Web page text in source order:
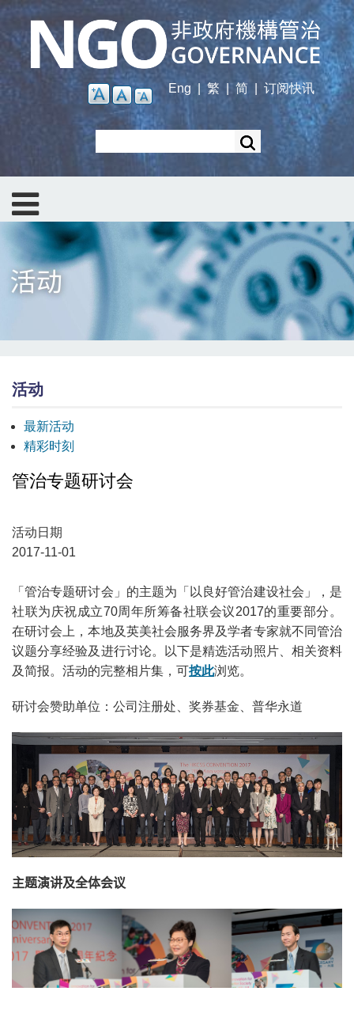
Skip
main
content
Eng
繁 | 简 订阅快讯
活动
最新活动
精彩时刻
管治专题研讨会
活动日期
2017-11-01
「管治专题研讨会」的主题为「以良好管治建设社会」，是
社联为庆祝成立70周年所筹备社联会议2017的重要部分。
在研讨会上，本地及英美社会服务界及学者专家就不同管治
议题分享经验及进行讨论。以下是精选活动照片、相关资料
及简报。活动的完整相片集，可按此浏览。
研讨会赞助单位：公司注册处、奖券基金、普华永道
主题演讲及全体会议